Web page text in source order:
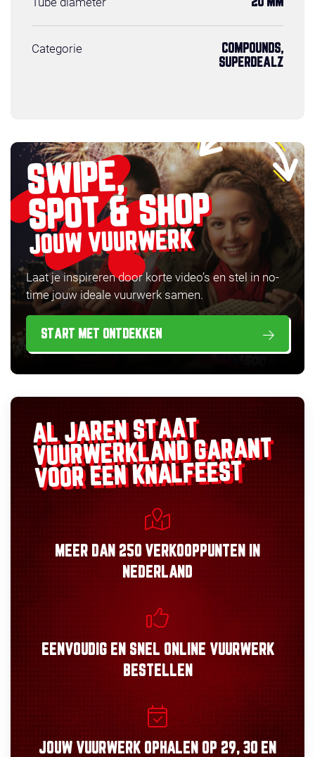
Categorie
COMPOUNDS,
SUPERDEALZ
SWIPE,
SPOT & SHOP
JOUW VUURWERK
Laat je inspireren door korte video’s en stel in no-
time jouw ideale vuurwerk samen.
START MET ONTDEKKEN
AL JAREN STAAT
VUURWERKLANDGARANT
VOOR EEN KNALFEEST
MEER DAN 250 VERKOOPPUNTEN
IN
NEDERLAND
EENVOUDIGEN SNEL ONLINE VUURWERK
BESTELLEN
JOUW VUURWERK OPHALEN OP 29, 30 EN